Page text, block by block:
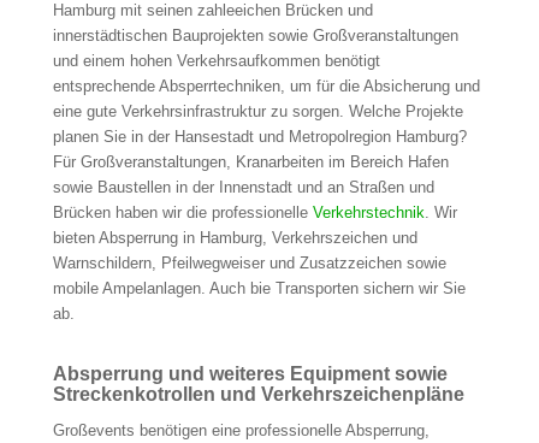
Hamburg mit seinen zahleeichen Brücken und
innerstädtischen Bauprojekten sowie Großveranstaltungen
und einem hohen Verkehrsaufkommen benötigt
entsprechende Absperrtechniken, um für die Absicherung und
eine gute Verkehrsinfrastruktur zu sorgen. Welche Projekte
planen Sie in der Hansestadt und Metropolregion Hamburg?
Für Großveranstaltungen, Kranarbeiten im Bereich Hafen
sowie Baustellen in der Innenstadt und an Straßen und
Brücken haben wir die professionelle Verkehrstechnik. Wir
bieten Absperrung in Hamburg, Verkehrszeichen und
Warnschildern, Pfeilwegweiser und Zusatzzeichen sowie
mobile Ampelanlagen. Auch bie Transporten sichern wir Sie
ab.
Absperrung und weiteres Equipment sowie
Streckenkotrollen und Verkehrszeichenpläne
Großevents benötigen eine professionelle Absperrung,